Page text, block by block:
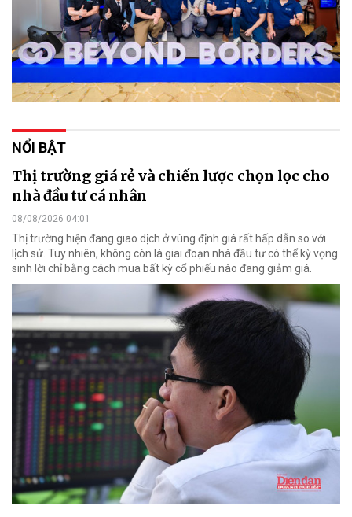
NỔI BẬT
Thị trường giá rẻ và chiến lược chọn lọc cho
nhà đầu tư cá nhân
08/08/2026 04:01
Thị trường hiện đang giao dịch ở vùng định giá rất hấp dẫn so với
lịch sử. Tuy nhiên, không còn là giai đoạn nhà đầu tư có thể kỳ vọng
sinh lời chỉ bằng cách mua bất kỳ cổ phiếu nào đang giảm giá.